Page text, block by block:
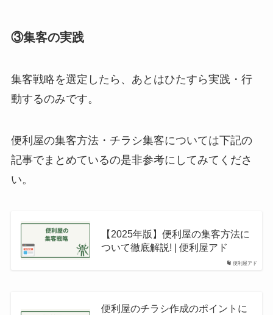
③集客の実践
集客戦略を選定したら、あとはひたすら実践・行
動するのみです。
便利屋の集客方法・チラシ集客については下記の
記事でまとめているの是非参考にしてみてくださ
い。
便利屋アド
【2025年版】便利屋の集客方法に
ついて徹底解説! | 便利屋アド
便利屋のチラシ作成のポイントに